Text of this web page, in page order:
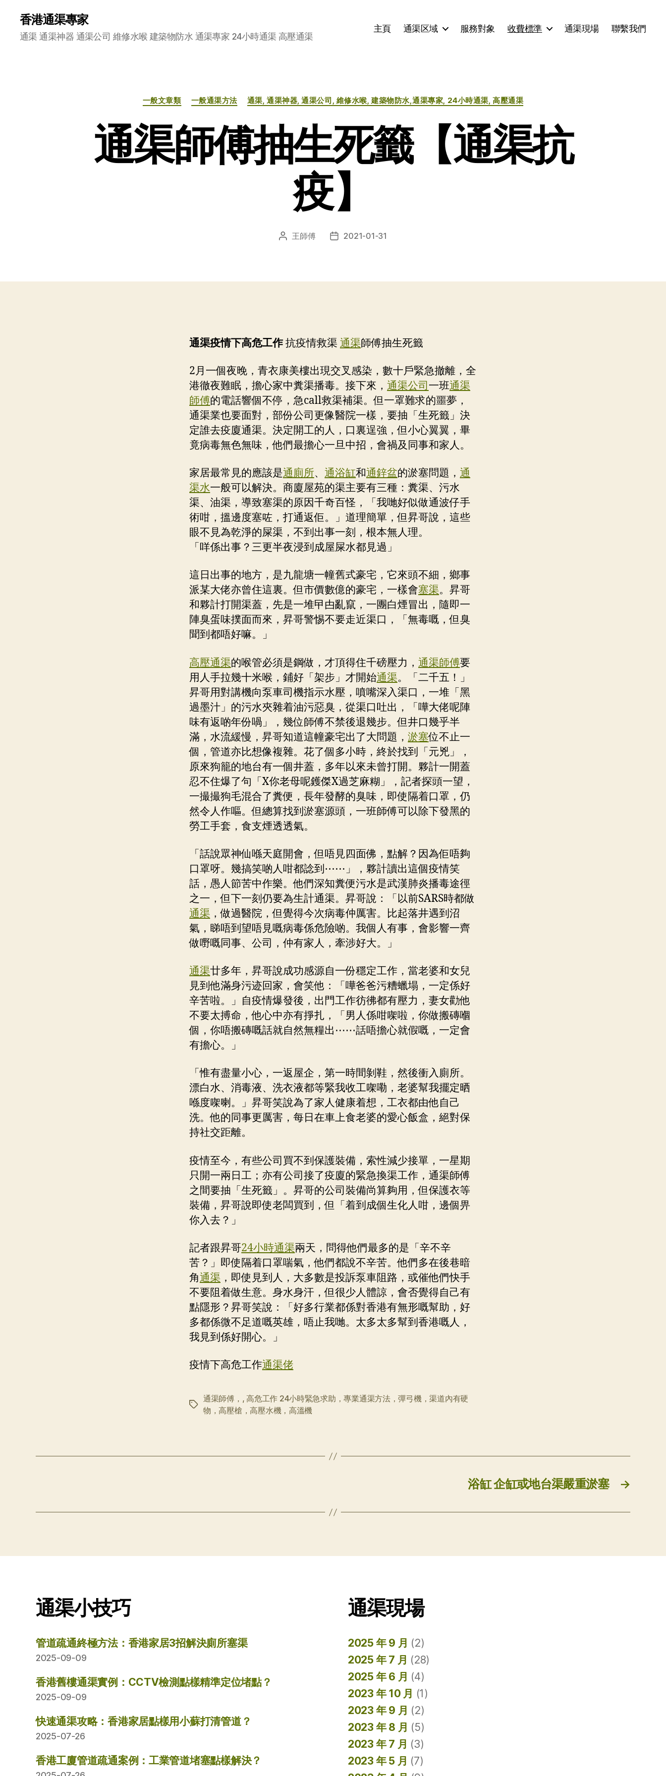
香港通渠專家
通渠 通渠神器 通渠公司 維修水喉 建築物防水 通渠專家 24小時通渠 高壓通渠
主頁 通渠区域 服務對象 收費標準 通渠現場 聯繫我們
分
类
一般文章類 一般通渠方法 通渠, 通渠神器, 通渠公司, 維修水喉, 建築物防水,通渠專家, 24小時通渠, 高壓通渠
通渠師傅抽生死籤【通渠抗
疫】
文 王師傅
发 2021-01-31
通渠疫情下高危工作抗疫情救渠通渠師傅抽生死籤
2月一個夜晚，青衣康美樓出現交叉感染，數十戶緊急撤離，全
港徹夜難眠，擔心家中糞渠播毒。接下來， 通渠公司一班通渠
師傅的電話響個不停，急call救渠補渠。但一罩難求的噩夢，
通渠業也要面對，部份公司更像醫院一樣，要抽「生死籤」決
定誰去疫廈通渠。決定開工的人，口裏逞強，但小心翼翼，畢
竟病毒無色無味，他們最擔心一旦中招，會禍及同事和家人。
家居最常見的應該是通廁所、 通浴缸和通鋅盆的淤塞問題， 通
渠水一般可以解決。商廈屋苑的渠主要有三種：糞渠、污水
渠、油渠，導致塞渠的原因千奇百怪，「我哋好似做通波仔手
術咁，搵邊度塞咗，打通返佢。」道理簡單，但昇哥說，這些
眼不見為乾淨的屎渠，不到出事一刻，根本無人理。
「咩係出事？三更半夜浸到成屋屎水都見過」
這日出事的地方，是九龍塘一幢舊式豪宅，它來頭不細，鄉事
派某大佬亦曾住這裏。但市價數億的豪宅，一樣會塞渠。昇哥
和夥計打開渠蓋，先是一堆曱甴亂竄，一團白煙冒出，隨即一
陣臭蛋味撲面而來，昇哥警惕不要走近渠口，「無毒嘅，但臭
聞到都唔好嘛。」
高壓通渠的喉管必須是鋼做，才頂得住千磅壓力， 通渠師傅要
用人手拉幾十米喉，鋪好「架步」才開始通渠。「二千五！」
昇哥用對講機向泵車司機指示水壓，噴嘴深入渠口，一堆「黑
過墨汁」的污水夾雜着油污惡臭，從渠口吐出，「嘩大佬呢陣
味有返啲年份喎」，幾位師傅不禁後退幾步。但井口幾乎半
滿，水流緩慢，昇哥知道這幢豪宅出了大問題， 淤塞位不止一
個，管道亦比想像複雜。花了個多小時，終於找到「元兇」，
原來狗籠的地台有一個井蓋，多年以來未曾打開。夥計一開蓋
忍不住爆了句「X你老母呢鑊傑X過芝麻糊」，記者探頭一望，
一撮撮狗毛混合了糞便，長年發酵的臭味，即使隔着口罩，仍
然令人作嘔。但總算找到淤塞源頭，一班師傅可以除下發黑的
勞工手套，食支煙透透氣。
「話說眾神仙喺天庭開會，但唔見四面佛，點解？因為佢唔夠
口罩呀。幾搞笑啲人咁都諗到⋯⋯」，夥計讀出這個疫情笑
話，愚人節苦中作樂。他們深知糞便污水是武漢肺炎播毒途徑
之一，但下一刻仍要為生計通渠。昇哥說：「以前SARS時都做
通渠 ，做過醫院，但覺得今次病毒仲厲害。比起落井遇到沼
氣，睇唔到望唔見嘅病毒係危險啲。我個人有事，會影響一齊
做嘢嘅同事、公司，仲有家人，牽涉好大。」
通渠廿多年，昇哥說成功感源自一份穩定工作，當老婆和女兒
見到他滿身污迹回家，會笑他：「嘩爸爸污糟蠟塌，一定係好
辛苦啦。」自疫情爆發後，出門工作彷彿都有壓力，妻女勸他
不要太搏命，他心中亦有掙扎，「男人係咁㗎啦，你做搬磚嗰
個，你唔搬磚嘅話就自然無糧出⋯⋯話唔擔心就假嘅，一定會
有擔心。」
「惟有盡量小心，一返屋企，第一時間剝鞋，然後衝入廁所。
漂白水、消毒液、洗衣液都等緊我收工㗎嘞，老婆幫我擺定晒
喺度㗎喇。」昇哥笑說為了家人健康着想，工衣都由他自己
洗。他的同事更厲害，每日在車上食老婆的愛心飯盒，絕對保
持社交距離。
疫情至今，有些公司買不到保護裝備，索性減少接單，一星期
只開一兩日工；亦有公司接了疫廈的緊急換渠工作，通渠師傅
之間要抽「生死籤」。昇哥的公司裝備尚算夠用，但保護衣等
裝備，昇哥說即使老闆買到，但「着到成個生化人咁，邊個畀
你入去？」
記者跟昇哥24小時通渠兩天，問得他們最多的是「辛不辛
苦？」即使隔着口罩喘氣，他們都說不辛苦。他們多在後巷暗
角通渠 ，即使見到人，大多數是投訴泵車阻路，或催他們快手
不要阻着做生意。身水身汗，但很少人體諒，會否覺得自己有
點隱形？昇哥笑說：「好多行業都係對香港有無形嘅幫助，好
多都係微不足道嘅英雄，唔止我哋。太多太多幫到香港嘅人，
我見到係好開心。」
疫情下高危工作通渠佬
标
通渠師傅， ,高危工作 24小時緊急求助，專業通渠方法，彈弓機，渠道內有硬
物，高壓槍，高壓水機，高溫機
→
浴缸 企缸或地台渠嚴重淤塞
通渠小技巧
管道疏通終極方法：香港家居3招解決廁所塞渠
2025-09-09
香港舊樓通渠實例：CCTV檢測點樣精準定位堵點？
2025-09-09
快速通渠攻略：香港家居點樣用小蘇打清管道？
2025-07-26
香港工廈管道疏通案例：工業管道堵塞點樣解決？
通渠現場
2025 年 9 月 (2)
2025 年 7 月 (28)
2025 年 6 月 (4)
2023 年 10 月 (1)
2023 年 9 月 (2)
2023 年 8 月 (5)
2023 年 7 月 (3)
2023 年 5 月 (7)